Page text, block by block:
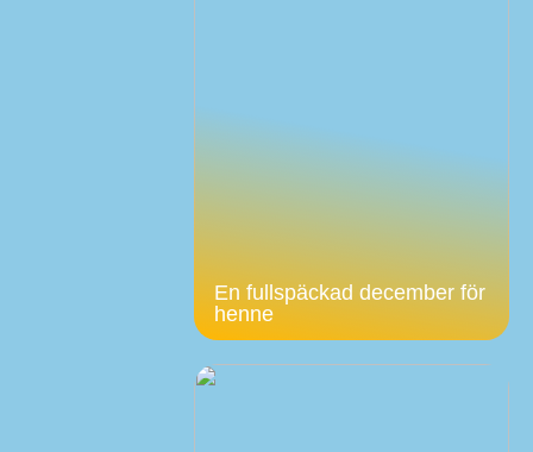
En fullspäckad december för
henne